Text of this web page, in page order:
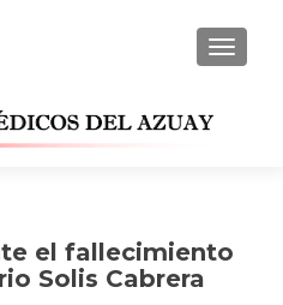
el fallecimiento
Solis Cabrera